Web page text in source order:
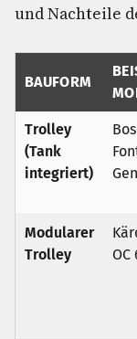
und Nachteile
BAUFORM
Trolley
(Tank
integriert)
Modularer
Trolley
OC